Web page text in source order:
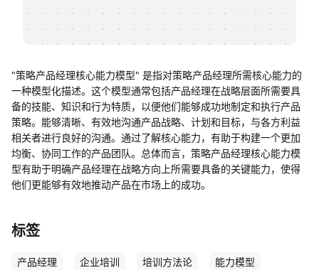
"策略产品经理核心能力模型" 是指对策略产品经理所需核心能力的
一种模型化描述。这个模型通常包括产品经理在战略层面所需要具
备的技能、知识和行为特质，以便他们能够成功地制定和执行产品
策略。能够清晰、有效地沟通产品战略、计划和目标，与各方利益
相关者进行良好的沟通。通过了解核心能力，有助于构建一个更加
均衡、协同工作的产品团队。总体而言，策略产品经理核心能力模
型有助于明确产品经理在战略方向上所需要具备的关键能力，使得
他们更能够有效地推动产品在市场上的成功。
标签
产品经理 企业培训 培训方法论 能力模型